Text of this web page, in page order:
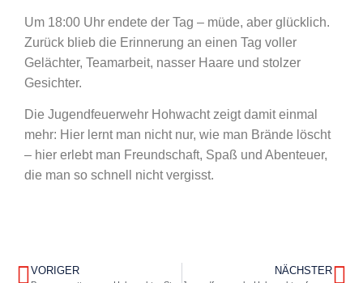
Um 18:00 Uhr endete der Tag – müde, aber glücklich.
Zurück blieb die Erinnerung an einen Tag voller
Gelächter, Teamarbeit, nasser Haare und stolzer
Gesichter.
Die Jugendfeuerwehr Hohwacht zeigt damit einmal
mehr: Hier lernt man nicht nur, wie man Brände löscht
– hier erlebt man Freundschaft, Spaß und Abenteuer,
die man so schnell nicht vergisst.
VORIGER NÄCHSTER